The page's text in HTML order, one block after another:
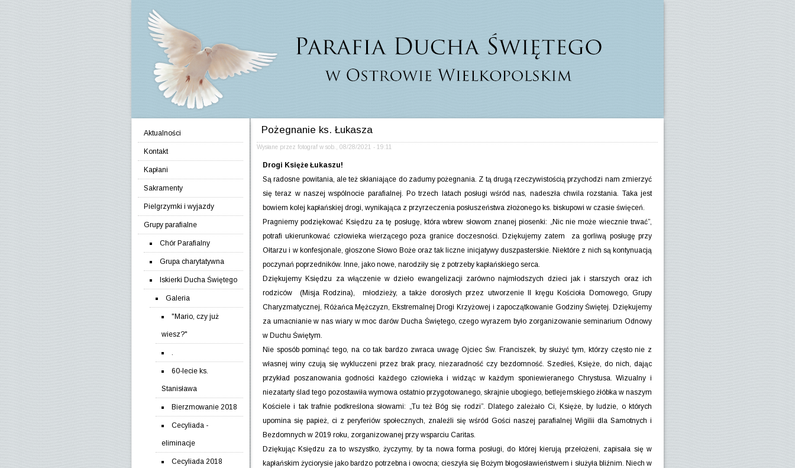
Pożegnanie ks. Łukasza
Wysłane przez fotograf w sob., 08/28/2021 - 19:11
Drogi Księże Łukaszu!
Są radosne powitania, ale też skłaniające do zadumy pożegnania. Z tą drugą rzeczywistością przychodzi nam zmierzyć
się teraz w naszej wspólnocie parafialnej. Po trzech latach posługi wśród nas, nadeszła chwila rozstania. Taka jest
bowiem kolej kapłańskiej drogi, wynikająca z przyrzeczenia posłuszeństwa złożonego ks. biskupowi w czasie święceń.
Pragniemy podziękować Księdzu za tę posługę, która wbrew słowom znanej piosenki: „Nic nie może wiecznie trwać”,
potrafi ukierunkować człowieka wierzącego poza granice doczesności. Dziękujemy zatem za gorliwą posługę przy
Ołtarzu i w konfesjonale, głoszone Słowo Boże oraz tak liczne inicjatywy duszpasterskie. Niektóre z nich są kontynuacją
poczynań poprzedników. Inne, jako nowe, narodziły się z potrzeby kapłańskiego serca.
Dziękujemy Księdzu za włączenie w dzieło ewangelizacji zarówno najmłodszych dzieci jak i starszych oraz ich
rodziców (Misja Rodzina), młodzieży, a także dorosłych przez utworzenie II kręgu Kościoła Domowego, Grupy
Charyzmatycznej, Różańca Mężczyzn, Ekstremalnej Drogi Krzyżowej i zapoczątkowanie Godziny Świętej. Dziękujemy
za umacnianie w nas wiary w moc darów Ducha Świętego, czego wyrazem było zorganizowanie seminarium Odnowy
w Duchu Świętym.
Nie sposób pominąć tego, na co tak bardzo zwraca uwagę Ojciec Św. Franciszek, by służyć tym, którzy często nie z
własnej winy czują się wykluczeni przez brak pracy, niezaradność czy bezdomność. Szedłeś, Księże, do nich, dając
przykład poszanowania godności każdego człowieka i widząc w każdym sponiewieranego Chrystusa. Wizualny i
niezatarty ślad tego pozostawiła wymowa ostatnio przygotowanego, skrajnie ubogiego, betlejemskiego żłóbka w naszym
Kościele i tak trafnie podkreślona słowami: „Tu też Bóg się rodzi”. Dlatego zależało Ci, Księże, by ludzie, o których
upomina się papież, ci z peryferiów społecznych, znaleźli się wśród Gości naszej parafialnej Wigilii dla Samotnych i
Bezdomnych w 2019 roku, zorganizowanej przy wsparciu Caritas.
Dziękując Księdzu za to wszystko, życzymy, by ta nowa forma posługi, do której kierują przełożeni, zapisała się w
kapłańskim życiorysie jako bardzo potrzebna i owocna; cieszyła się Bożym błogosławieństwem i służyła bliźnim. Niech w
Aktualności
Kontakt
Kapłani
Sakramenty
Pielgrzymki i wyjazdy
Grupy parafialne
Chór Parafialny
Grupa charytatywna
Iskierki Ducha Świętego
Galeria
"Mario, czy już
wiesz?"
.
60-lecie ks.
Stanisława
Bierzmowanie 2018
Cecyliada -
eliminacje
Cecyliada 2018